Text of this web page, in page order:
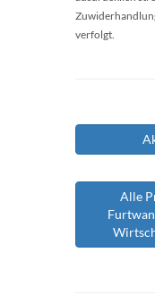
verfolgt.
Alle